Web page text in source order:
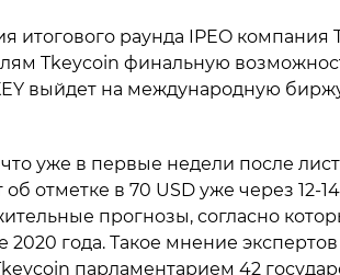
итогового раунда IPEO компания
Tkeycoin финальную
выйдет на международную
уже в первые недели после
отметке в 70 USD уже через 12-
прогнозы, согласно
года. Такое мнение
парламентарием 42